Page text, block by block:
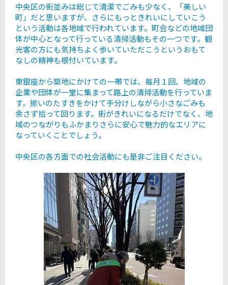
中央区の街並みは総じて清潔でごみも少なく、「美しい
町」だと思いますが、さらにもっときれいにしていこう
という活動は各地域で行われています。町会などの地域団
体が中心となって行っている清掃活動もその一つです。観
光客の方にも気持ちよく歩いていただこうというおもて
なしの精神も根付いています。
東銀座から築地にかけての一帯では、毎月１回、地域の
企業や団体が一堂に集まって路上の清掃活動を行っていま
す。揃いのたすきをかけて手分けしながら小さなごみも
余さず拾って回ります。街がきれいになるだけでなく、地
域のつながりもふかまりさらに安心で魅力的なエリアに
なっていくことでしょう。
中央区の各方面での社会活動にも是非ご注目ください。